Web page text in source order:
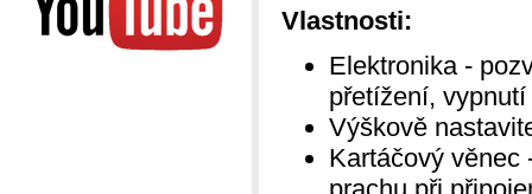
Vlastnosti:
Elektronika -
přetížení,
Výškově
Kartáčový věnec